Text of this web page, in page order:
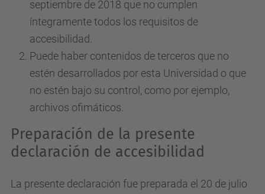
septiembre de 2018 que no cumplen
íntegramente todos los requisitos de
accesibilidad.
Puede haber contenidos de terceros que no
estén desarrollados por esta Universidad o que
no estén bajo su control, como por ejemplo,
archivos ofimáticos.
Preparación de la presente
declaración de accesibilidad
La presente declaración fue preparada el 20 de julio